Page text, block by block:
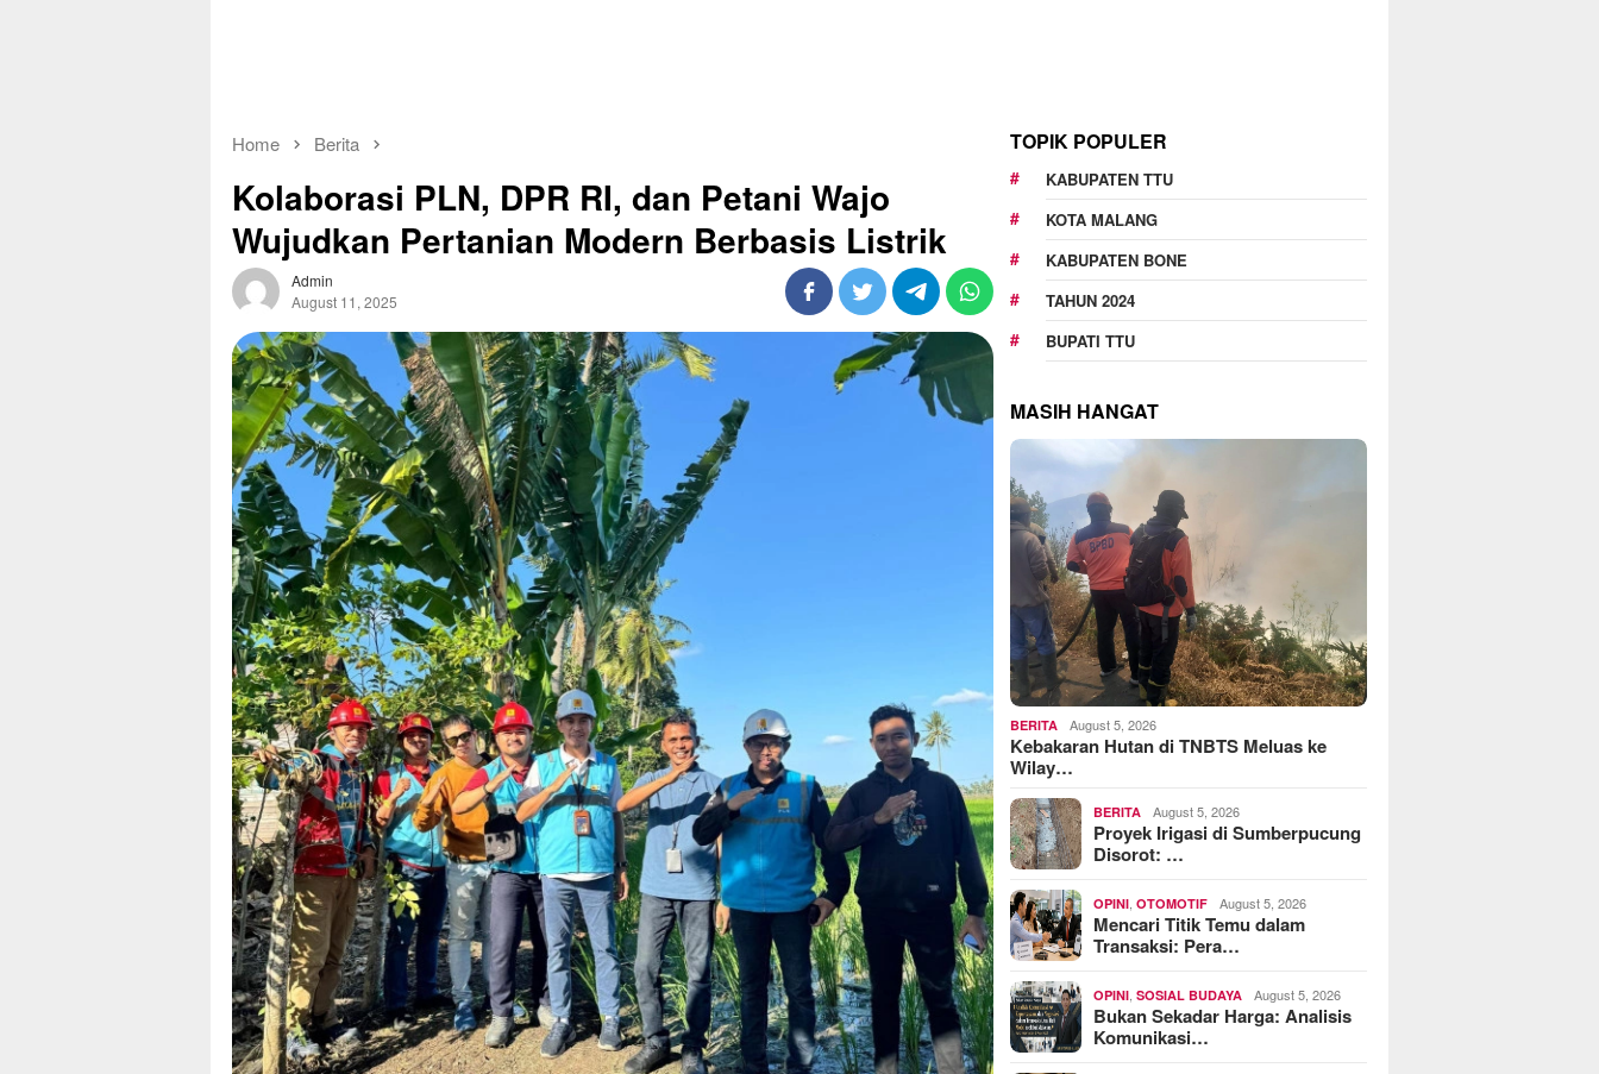
Home Berita
Kolaborasi PLN, DPR RI, dan Petani Wajo
Wujudkan Pertanian Modern Berbasis Listrik
Admin
August 11, 2025
TOPIK POPULER
KABUPATEN TTU
KOTA MALANG
KABUPATEN BONE
TAHUN 2024
BUPATI TTU
MASIH HANGAT
BERITA August 5, 2026
Kebakaran Hutan di TNBTS Meluas ke
Wilay…
BERITA August 5, 2026
Proyek Irigasi di Sumberpucung
Disorot: …
OPINI ,OTOMOTIF August 5, 2026
Mencari Titik Temu dalam
Transaksi: Pera…
OPINI ,SOSIAL BUDAYA August 5, 2026
Bukan Sekadar Harga: Analisis
Komunikasi…